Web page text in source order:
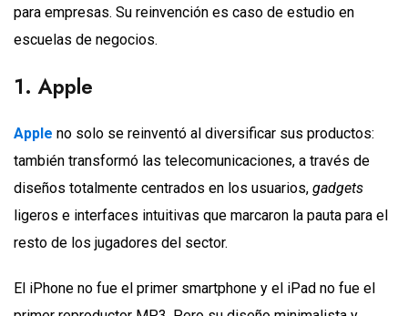
para empresas. Su reinvención es caso de estudio en
escuelas de negocios.
1. Apple
Apple no solo se reinventó al diversificar sus productos:
también transformó las telecomunicaciones, a través de
diseños totalmente centrados en los usuarios, gadgets
ligeros e interfaces intuitivas que marcaron la pauta para el
resto de los jugadores del sector.
El iPhone no fue el primer smartphone y el iPad no fue el